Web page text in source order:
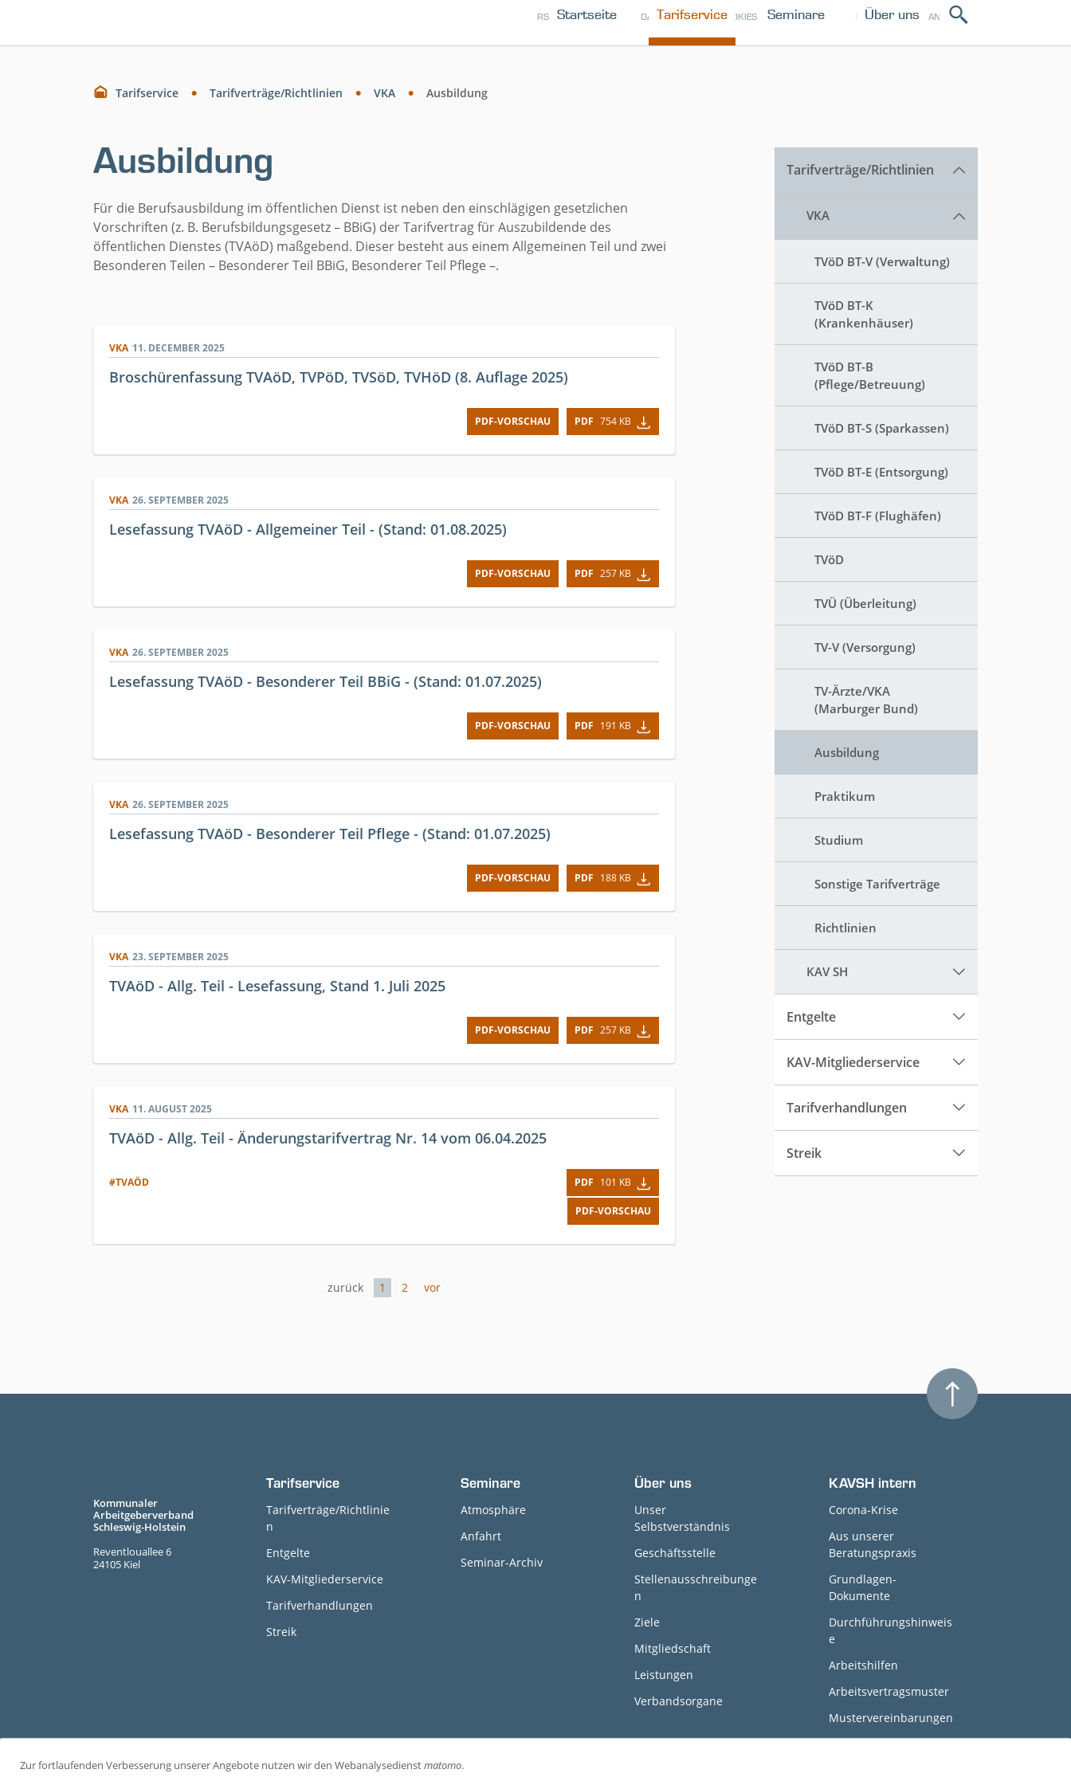
C
Zur fortlaufenden Verbesserung unserer Angebote nutzen wir den Webanalysedienstmatomo.
RSS KONTAKT DATENSCHUTZ COOKIES IMPRESSUM PRESSE ANMELDEN
Startseite Tarifservice Seminare Über uns
Tarifservice Tarifverträge/Richtlinien VKA Ausbildung
Ausbildung
Für die Berufsausbildung im öffentlichen Dienst ist neben den einschlägigen gesetzlichen
Vorschriften (z. B. Berufsbildungsgesetz – BBiG) der Tarifvertrag für Auszubildende des
öffentlichen Dienstes (TVAöD) maßgebend. Dieser besteht aus einem Allgemeinen Teil und zwei
Besonderen Teilen – Besonderer Teil BBiG, Besonderer Teil Pflege –.
VKA 11. DECEMBER 2025
Broschürenfassung TVAöD, TVPöD, TVSöD, TVHöD (8. Auflage 2025)
PDF 754 KB
PDF-VORSCHAU
VKA 26. SEPTEMBER 2025
Lesefassung TVAöD - Allgemeiner Teil - (Stand: 01.08.2025)
PDF 257 KB
PDF-VORSCHAU
VKA 26. SEPTEMBER 2025
Lesefassung TVAöD - Besonderer Teil BBiG - (Stand: 01.07.2025)
PDF 191 KB
PDF-VORSCHAU
VKA 26. SEPTEMBER 2025
Lesefassung TVAöD - Besonderer Teil Pflege - (Stand: 01.07.2025)
PDF 188 KB
PDF-VORSCHAU
VKA 23. SEPTEMBER 2025
TVAöD - Allg. Teil - Lesefassung, Stand 1. Juli 2025
PDF 257 KB
PDF-VORSCHAU
VKA 11. AUGUST 2025
TVAöD - Allg. Teil - Änderungstarifvertrag Nr. 14 vom 06.04.2025
#TVAÖD PDF 101 KB
PDF-VORSCHAU
zurück 1 2 vor
Tarifverträge/Richtlinien
VKA
TVöD BT-V (Verwaltung)
TVöD BT-K
(Krankenhäuser)
TVöD BT-B
(Pflege/Betreuung)
TVöD BT-S (Sparkassen)
TVöD BT-E (Entsorgung)
TVöD BT-F (Flughäfen)
TVöD
TVÜ (Überleitung)
TV-V (Versorgung)
TV-Ärzte/VKA
(Marburger Bund)
Ausbildung
Praktikum
Studium
Sonstige Tarifverträge
Richtlinien
KAV SH
Entgelte
KAV-Mitgliederservice
Tarifverhandlungen
Streik
Kommunaler
Arbeitgeberverband
Schleswig-Holstein
Reventlouallee 6
24105 Kiel
Tarifservice
Tarifverträge/Richtlinie
n
Entgelte
KAV-Mitgliederservice
Tarifverhandlungen
Streik
Seminare
Atmosphäre
Anfahrt
Seminar-Archiv
Über uns
Unser
Selbstverständnis
Geschäftsstelle
Stellenausschreibunge
n
Ziele
Mitgliedschaft
Leistungen
Verbandsorgane
KAVSH intern
Corona-Krise
Aus unserer
Beratungspraxis
Grundlagen-
Dokumente
Durchführungshinweis
e
Arbeitshilfen
Arbeitsvertragsmuster
Mustervereinbarungen
Vorträge